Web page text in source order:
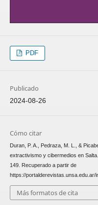
PDF
Publicado
2024-08-26
Cómo citar
Duran, P. A., Pedraza, M. L., &
extractivismo y cibermedios en Salta.
149. Recuperado a partir de
https://
Más formatos de cita